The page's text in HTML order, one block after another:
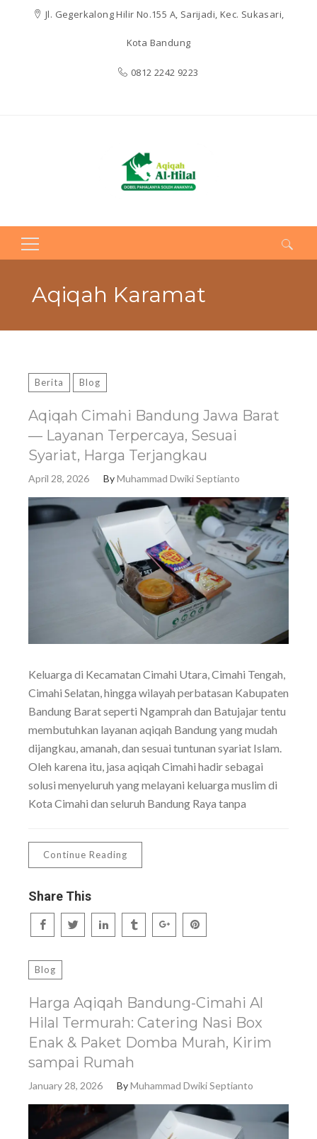
Jl. Gegerkalong Hilir No.155 A, Sarijadi, Kec. Sukasari,
Kota Bandung
0812 2242 9223
Search
Aqiqah Karamat
Berita Blog
Aqiqah Cimahi Bandung Jawa Barat
— Layanan Terpercaya, Sesuai
Syariat, Harga Terjangkau
April 28, 2026 ByMuhammad Dwiki Septianto
Keluarga di Kecamatan Cimahi Utara, Cimahi Tengah,
Cimahi Selatan, hingga wilayah perbatasan Kabupaten
Bandung Barat seperti Ngamprah dan Batujajar tentu
membutuhkan layanan aqiqah Bandung yang mudah
dijangkau, amanah, dan sesuai tuntunan syariat Islam.
Oleh karena itu, jasa aqiqah Cimahi hadir sebagai
solusi menyeluruh yang melayani keluarga muslim di
Kota Cimahi dan seluruh Bandung Raya tanpa
Continue Reading
Share This
Blog
Harga Aqiqah Bandung-Cimahi Al
Hilal Termurah: Catering Nasi Box
Enak & Paket Domba Murah, Kirim
sampai Rumah
January 28, 2026 ByMuhammad Dwiki Septianto